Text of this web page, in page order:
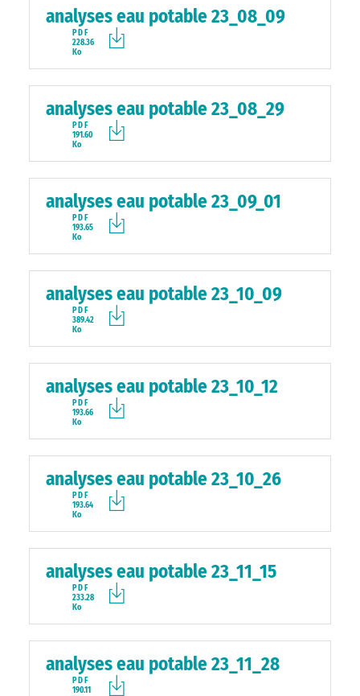
analyses eau potable 23_08_09
PDF
228.36
Ko
analyses eau potable 23_08_29
PDF
191.60
Ko
analyses eau potable 23_09_01
PDF
193.65
Ko
analyses eau potable 23_10_09
PDF
389.42
Ko
analyses eau potable 23_10_12
PDF
193.66
Ko
analyses eau potable 23_10_26
PDF
193.64
Ko
analyses eau potable 23_11_15
PDF
233.28
Ko
analyses eau potable 23_11_28
PDF
190.11